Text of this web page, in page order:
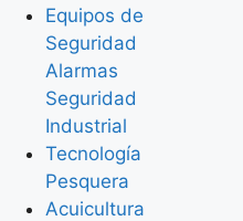
Equipos de
Seguridad
Alarmas
Seguridad
Industrial
Tecnología
Pesquera
Acuicultura